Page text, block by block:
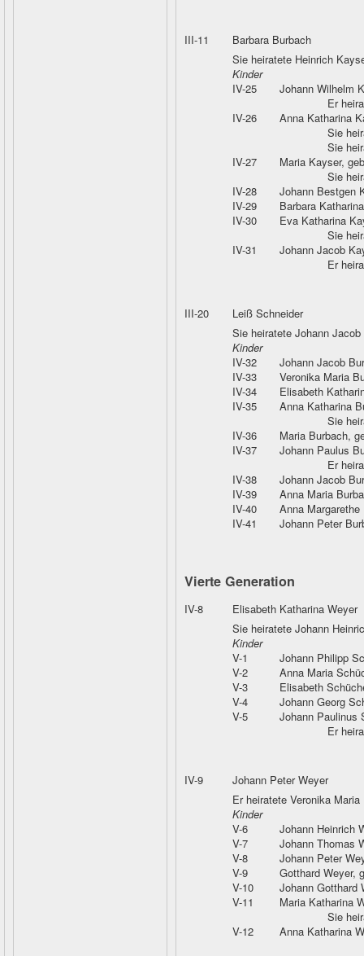
III-11
Barbara Burbach
Sie heiratete Heinrich
Kinder
IV-25
Johann Wilhelm
Er
IV-26
Anna Katharina
Sie
Sie
IV-27
Maria Kayser,
Sie
IV-28
Johann Bestgen
IV-29
Barbara
IV-30
Eva Katharina
Sie
IV-31
Johann Jacob
Er
III-20
Leiß Schneider
Sie heiratete Johann Jacob
Kinder
IV-32
Johann Jacob
IV-33
Veronika Maria
IV-34
Elisabeth
IV-35
Anna Katharina
Sie
IV-36
Maria Burbach,
IV-37
Johann Paulus
Er
IV-38
Johann Jacob
IV-39
Anna Maria
IV-40
Anna Margarethe
IV-41
Johann Peter
Vierte Generation
IV-8
Elisabeth Katharina Weyer
Sie heiratete Johann
Kinder
V-1
Johann Philipp
V-2
Anna Maria
V-3
Elisabeth
V-4
Johann Georg
V-5
Johann Paulinus
Er
IV-9
Johann Peter Weyer
Er heiratete Veronika Maria
Kinder
V-6
Johann Heinrich
V-7
Johann Thomas
V-8
Johann Peter
V-9
Gotthard Weyer,
V-10
Johann Gotthard
V-11
Maria Katharina
Sie
V-12
Anna Katharina